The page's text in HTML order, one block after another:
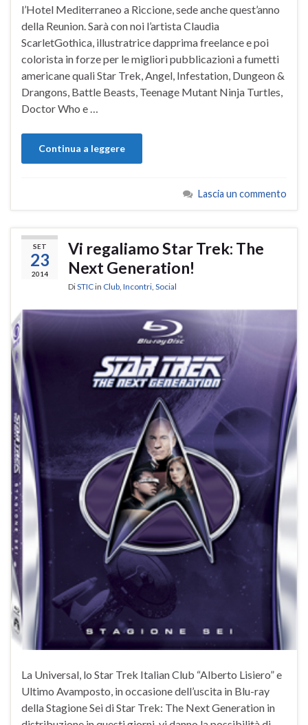
l’Hotel Mediterraneo a Riccione, sede anche quest’anno
della Reunion. Sarà con noi l’artista Claudia
ScarletGothica, illustratrice dapprima freelance e poi
colorista in forze per le migliori pubblicazioni a fumetti
americane quali Star Trek, Angel, Infestation, Dungeon &
Drangons, Battle Beasts, Teenage Mutant Ninja Turtles,
Doctor Who e …
Continua a leggere
Lascia un commento
SET
23
2014
Vi regaliamo Star Trek: The
Next Generation!
DiSTICin Club Incontri Social
La Universal, lo Star Trek Italian Club “Alberto Lisiero” e
Ultimo Avamposto, in occasione dell’uscita in Blu-ray
della Stagione Sei di Star Trek: The Next Generation in